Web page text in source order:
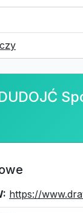
https://